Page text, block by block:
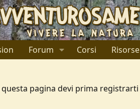
Forum Corsi Risorse
questa pagina devi prima registrarti